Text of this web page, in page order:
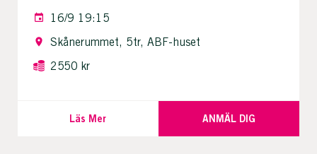
16/9 19:15
Skånerummet, 5tr, ABF-huset
2550 kr
Läs Mer ANMÄL DIG